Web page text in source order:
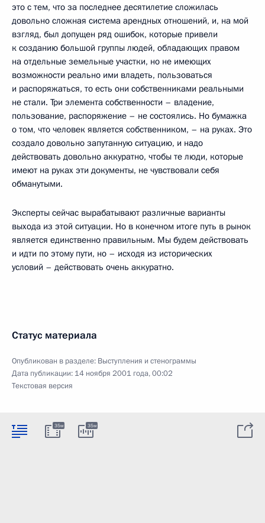
это с тем, что за последнее десятилетие сложилась
довольно сложная система арендных отношений, и, на мой
взгляд, был допущен ряд ошибок, которые привели
к созданию большой группы людей, обладающих правом
на отдельные земельные участки, но не имеющих
возможности реально ими владеть, пользоваться
и распоряжаться, то есть они собственниками реальными
не стали. Три элемента собственности – владение,
пользование, распоряжение – не состоялись. Но бумажка
о том, что человек является собственником, – на руках. Это
создало довольно запутанную ситуацию, и надо
действовать довольно аккуратно, чтобы те люди, которые
имеют на руках эти документы, не чувствовали себя
обманутыми.
Эксперты сейчас вырабатывают различные варианты
выхода из этой ситуации. Но в конечном итоге путь в рынок
является единственно правильным. Мы будем действовать
и идти по этому пути, но – исходя из исторических
условий – действовать очень аккуратно.
Статус материала
Опубликован в разделе: Выступления и стенограммы
Дата публикации: 14 ноября 2001 года, 00:02
Текстовая версия
35м 35м